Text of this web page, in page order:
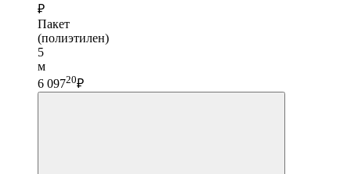
₽
Пакет
(полиэтилен)
5
м
6 09720₽